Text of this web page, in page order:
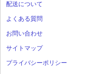
配送について
よくある質問
お問い合わせ
サイトマップ
プライバシーポリシー